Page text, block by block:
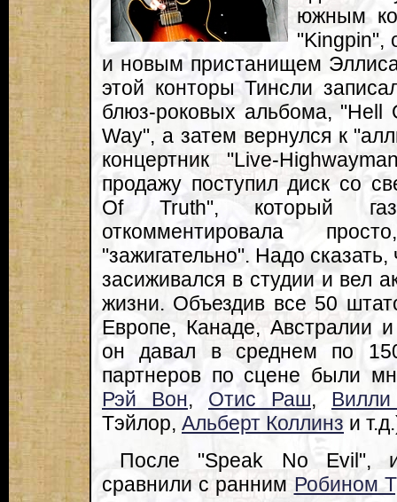
южным
"Kingpin",
и новым пристанищем
этой конторы Тинсли
блюз-роковых альбома,
Way", а затем вернулся к
концертник "Live-
продажу поступил диск со
Of Truth", который
откомментировала
"зажигательно". Надо сказать,
засиживался в студии и вел
жизни. Объездив все 50
Европе, Канаде, Австралии
он давал в среднем по
партнеров по сцене были
Рэй Вон, Отис Раш,
Тэйлор, Альберт Коллинз и
После "Speak No Evil",
сравнили с ранним Робином